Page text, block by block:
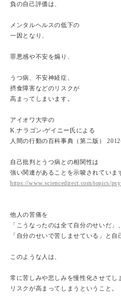
負の自己評価は、
メンタルヘルスの低下の
一因となり、
罪悪感や不安を煽り、
うつ病、不安神経症、
摂食障害などのリスクが
高まってしまいます。
アイオワ大学の
K.ナラゴン-ゲイニー氏による
人間の行動の百科事典（第二版）
自己批判とうつ病との相関性は
強い関連があることを示唆されていま
https://www.sciencedirect.com/topics/
他人の苦痛を
「こうなったのは全て自分のせいだ」、
「自分のせいで苦しませている」と自
このような人は、
常に苦しみや悲しみを慢性化させてし
リスクが高まってしまうということ。